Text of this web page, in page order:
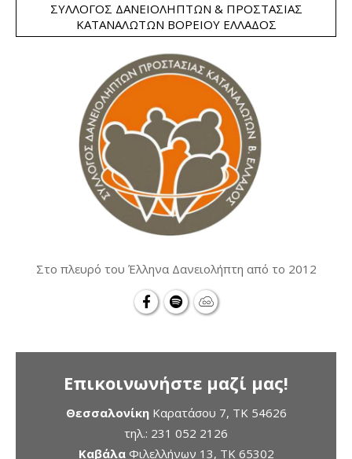
ΣΎΛΛΟΓΟΣ ΔΑΝΕΙΟΛΗΠΤΏΝ & ΠΡΟΣΤΑΣΊΑΣ
ΚΑΤΑΝΑΛΩΤΏΝ ΒΟΡΕΊΟΥ ΕΛΛΆΔΟΣ
Στο πλευρό του Έλληνα Δανειολήπτη από το 2012
Επικοινωνήστε μαζί μας!
ΘεσσαλονίκηΚαρατάσου 7, TK 54626
τηλ.: 231 052 2126
ΚαβάλαΦιλελλήνων 13, ΤΚ 65302